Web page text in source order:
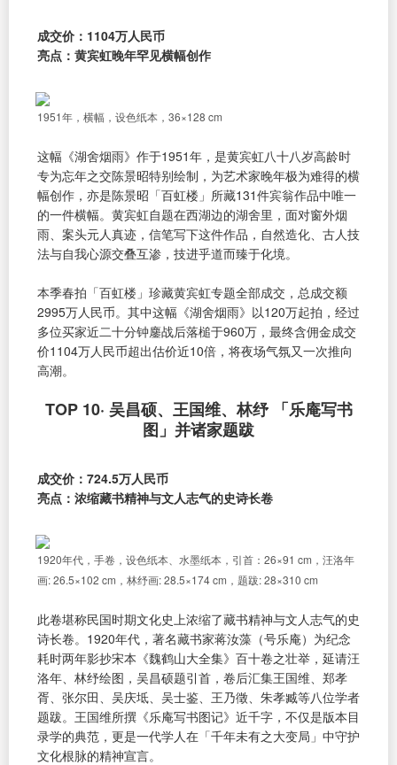
成交价：1104万人民币
亮点：黄宾虹晚年罕见横幅创作
1951年，横幅，设色纸本，36×128 cm
这幅《湖舍烟雨》作于1951年，是黄宾虹八十八岁高龄时
专为忘年之交陈景昭特别绘制，为艺术家晚年极为难得的横
幅创作，亦是陈景昭「百虹楼」所藏131件宾翁作品中唯一
的一件横幅。黄宾虹自题在西湖边的湖舍里，面对窗外烟
雨、案头元人真迹，信笔写下这件作品，自然造化、古人技
法与自我心源交叠互渗，技进乎道而臻于化境。
本季春拍「百虹楼」珍藏黄宾虹专题全部成交，总成交额
2995万人民币。其中这幅《湖舍烟雨》以120万起拍，经过
多位买家近二十分钟鏖战后落槌于960万，最终含佣金成交
价1104万人民币超出估价近10倍，将夜场气氛又一次推向
高潮。
TOP 10· 吴昌硕、王国维、林纾 「乐庵写书
图」并诸家题跋
成交价：724.5万人民币
亮点：浓缩藏书精神与文人志气的史诗长卷
1920年代，手卷，设色纸本、水墨纸本，引首：26×91 cm，汪洛年
画: 26.5×102 cm，林纾画: 28.5×174 cm，题跋: 28×310 cm
此卷堪称民国时期文化史上浓缩了藏书精神与文人志气的史
诗长卷。1920年代，著名藏书家蒋汝藻（号乐庵）为纪念
耗时两年影抄宋本《魏鹤山大全集》百十卷之壮举，延请汪
洛年、林纾绘图，吴昌硕题引首，卷后汇集王国维、郑孝
胥、张尔田、吴庆坻、吴士鉴、王乃徵、朱孝臧等八位学者
题跋。王国维所撰《乐庵写书图记》近千字，不仅是版本目
录学的典范，更是一代学人在「千年未有之大变局」中守护
文化根脉的精神宣言。